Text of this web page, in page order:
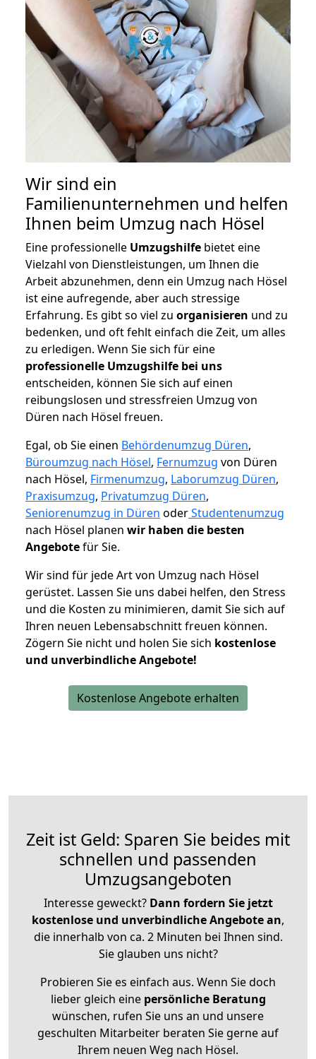
Wir sind ein
Familienunternehmen und helfen
Ihnen beim Umzug nach Hösel
Eine professionelle Umzugshilfe bietet eine
Vielzahl von Dienstleistungen, um Ihnen die
Arbeit abzunehmen, denn ein Umzug nach Hösel
ist eine aufregende, aber auch stressige
Erfahrung. Es gibt so viel zu organisieren und zu
bedenken, und oft fehlt einfach die Zeit, um alles
zu erledigen. Wenn Sie sich für eine
professionelle Umzugshilfe bei uns
entscheiden, können Sie sich auf einen
reibungslosen und stressfreien Umzug von
Düren nach Hösel freuen.
Egal, ob Sie einen Behördenumzug Düren,
Büroumzug nach Hösel, Fernumzug von Düren
nach Hösel, Firmenumzug, Laborumzug Düren,
Praxisumzug, Privatumzug Düren,
Seniorenumzug in Düren oderStudentenumzug
nach Hösel planen wir haben die besten
Angebotefür Sie.
Wir sind für jede Art von Umzug nach Hösel
gerüstet. Lassen Sie uns dabei helfen, den Stress
und die Kosten zu minimieren, damit Sie sich auf
Ihren neuen Lebensabschnitt freuen können.
Zögern Sie nicht und holen Sie sich kostenlose
und unverbindliche Angebote!
Kostenlose Angebote erhalten
Zeit ist Geld: Sparen Sie beides mit
schnellen und passenden
Umzugsangeboten
Interesse geweckt? Dann fordern Sie jetzt
kostenlose und unverbindliche Angebote an,
die innerhalb von ca. 2 Minuten bei Ihnen sind.
Sie glauben uns nicht?
Probieren Sie es einfach aus. Wenn Sie doch
lieber gleich eine persönliche Beratung
wünschen, rufen Sie uns an und unsere
geschulten Mitarbeiter beraten Sie gerne auf
Ihrem neuen Weg nach Hösel.